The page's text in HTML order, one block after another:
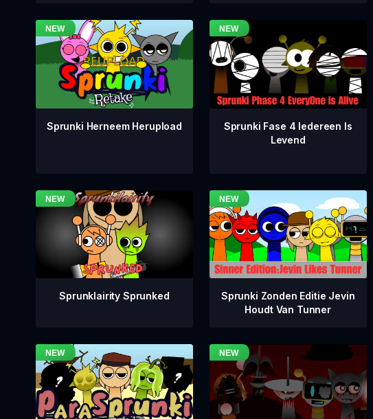
Sprunki Herneem Herupload
Sprunki Fase 4 Iedereen Is
Levend
Sprunklairity Sprunked
Sprunki Zonden Editie Jevin
Houdt Van Tunner